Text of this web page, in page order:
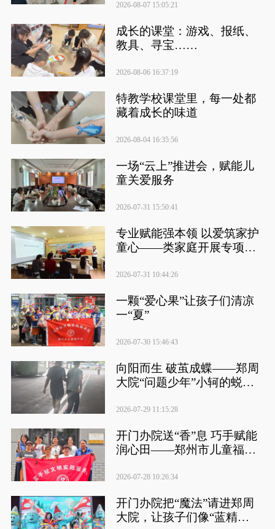
2026-08-07 15:05:21
成长的课堂：游戏、报纸、
教具、寻宝……
2026-08-06 16:37:19
特教学校课堂里，每一处都
藏着成长的味道
2026-08-04 16:35:56
一场“云上”推进会，赋能儿
童关爱服务
2026-07-31 15:50:41
专业赋能强本领 以爱筑家护
童心——类家庭开展专项培
2026-07-31 10:44:26
一颗“爱心果”让孩子们清凉
一“夏”
2026-07-30 15:46:43
向阳而生 破茧成蝶——郑周
大院“问题少年”小轲的蜕变
2026-07-29 11:15:28
开门办院送“香”息 巧手赋能
润心田——郑州市儿童福利
2026-07-28 10:26:34
开门办院把“魔法”请进郑周
大院，让孩子们像“蓝精